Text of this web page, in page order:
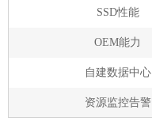
SSD性能
OEM能力
自建数据中心
资源监控告警